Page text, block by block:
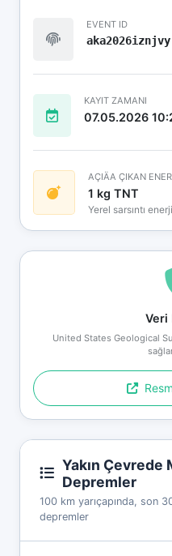
EVENT ID
aka2026iznjvy
KAYIT ZAMANI
07.05.2026
AÇIÄA ÇIKAN
1 kg TNT
Yerel sarsıntı
Veri
United States Geological
Yakın Çevrede
Depremler
100 km yarıçapında, son
depremler